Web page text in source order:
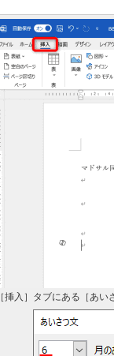
［挿入］タブにある［あ